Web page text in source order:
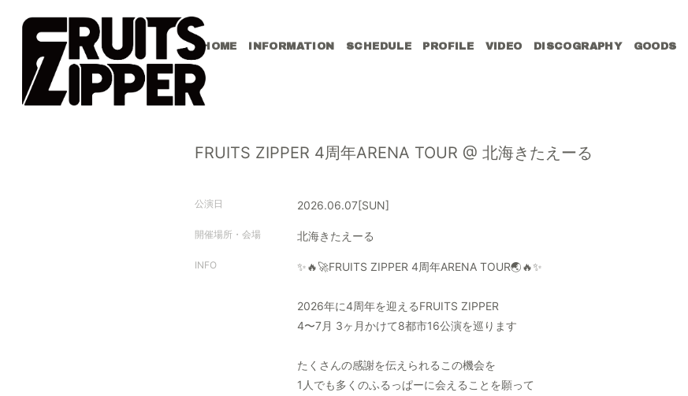
HOME INFORMATION SCHEDULE PROFILE VIDEO DISCOGRAPHY GOODS
FRUITS ZIPPER 4周年ARENA TOUR @ 北海きたえーる
公演日 2026.06.07[SUN]
開催場所・会場 北海きたえーる
INFO ✨🔥🚀FRUITS ZIPPER 4周年ARENA TOUR🌏🔥✨
2026年に4周年を迎えるFRUITS ZIPPER
4〜7月 3ヶ月かけて8都市16公演を巡ります
たくさんの感謝を伝えられるこの機会を
1人でも多くのふるっぱーに会えることを願って